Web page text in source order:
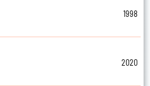
1998
2020